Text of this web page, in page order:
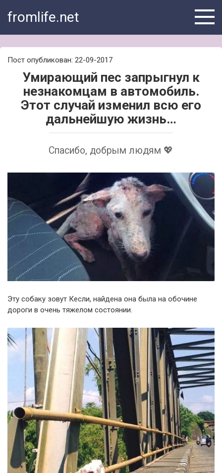
fromlife.net
Пост опубликован: 22-09-2017
Умирающий пес запрыгнул к
незнакомцам в автомобиль.
Этот случай изменил всю его
дальнейшую жизнь…
Спасибо, добрым людям 💖
Эту собаку зовут Кесли, найдена она была на обочине
дороги в очень тяжелом состоянии.